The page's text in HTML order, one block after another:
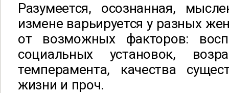
Разумеется, осознанная,
измене варьируется у разных
от возможных факторов:
социальных установок,
темперамента, качества
жизни и проч.